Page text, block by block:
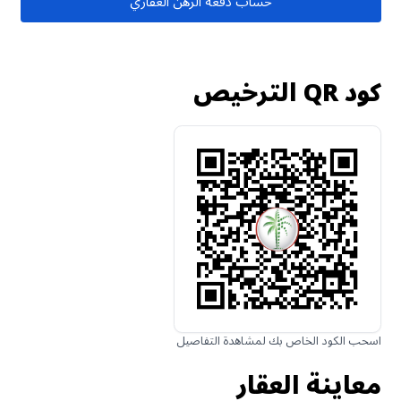
كود QR الترخيص
اسحب الكود الخاص بك لمشاهدة التفاصيل
معاينة العقار